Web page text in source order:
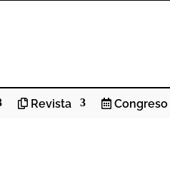
Revista Congreso